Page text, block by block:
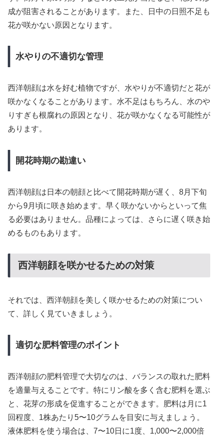
成が阻害されることがあります。また、日中の日照不足も
花が咲かない原因となります。
水やりの不適切な管理
西洋朝顔は水を好む植物ですが、水やりが不適切だと花が
咲かなくなることがあります。水不足はもちろん、水のや
りすぎも根腐れの原因となり、花が咲かなくなる可能性が
あります。
開花時期の勘違い
西洋朝顔は日本の朝顔と比べて開花時期が遅く、8月下旬
から9月頃に咲き始めます。早く咲かないからといって焦
る必要はありません。品種によっては、さらに遅く咲き始
めるものもあります。
西洋朝顔を咲かせるための対策
それでは、西洋朝顔を美しく咲かせるための対策につい
て、詳しく見ていきましょう。
適切な肥料管理のポイント
西洋朝顔の肥料管理で大切なのは、バランスの取れた肥料
を適量与えることです。特にリン酸を多く含む肥料を選ぶ
と、花芽の形成を促進することができます。肥料は月に1
回程度、1株あたり5〜10グラムを目安に与えましょう。
液体肥料を使う場合は、7〜10日に1度、1,000〜2,000倍